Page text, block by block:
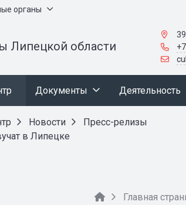
органы
Липецкой области
Документы Деятельность
Новости
Пресс-релизы
в Липецке
Главная